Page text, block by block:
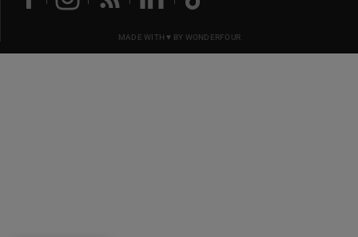
MADE WITH ♥ BY WONDERFOUR